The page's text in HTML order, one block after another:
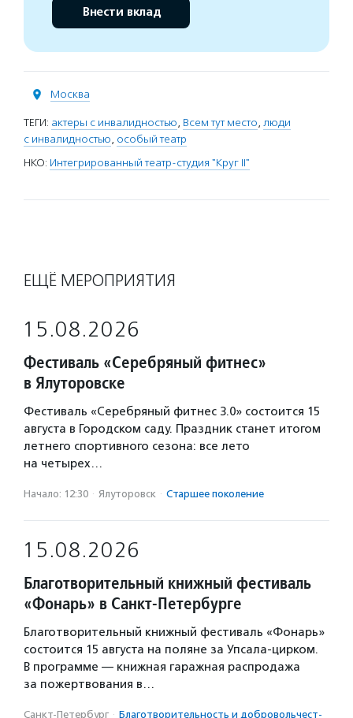
Внести вклад
Москва
ТЕГИ: актеры с инвалидностью, Всем тут место, люди
с инвалидностью, особый театр
НКО: Интегрированный театр-студия "Круг II"
ЕЩЁ МЕРОПРИЯТИЯ
15.08.2026
Фестиваль «Серебряный фитнес»
в Ялуторовске
Фестиваль «Серебряный фитнес 3.0» состоится 15
августа в Городском саду. Праздник станет итогом
летнего спортивного сезона: все лето
на четырех…
Начало: 12:30 · Ялуторовск · Старшее поколение
15.08.2026
Благотворительный книжный фестиваль
«Фонарь» в Санкт-Петербурге
Благотворительный книжный фестиваль «Фонарь»
состоится 15 августа на поляне за Упсала-цирком.
В программе — книжная гаражная распродажа
за пожертвования в…
Санкт-Петербург · Благотвори­тель­ность и доброволь­чест­